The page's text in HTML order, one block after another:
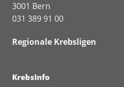
3001 Bern
031 389 91 00
Regionale Krebsligen
KrebsInfo